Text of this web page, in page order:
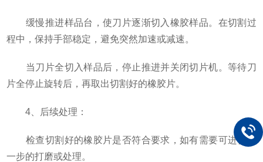
缓慢推进样品台，使刀片逐渐切入橡胶样品。在切割过
程中，保持手部稳定，避免突然加速或减速。
当刀片全切入样品后，停止推进并关闭切片机。等待刀
片全停止旋转后，再取出切割好的橡胶片。
4、后续处理：
检查切割好的橡胶片是否符合要求，如有需要可进行进
一步的打磨或处理。